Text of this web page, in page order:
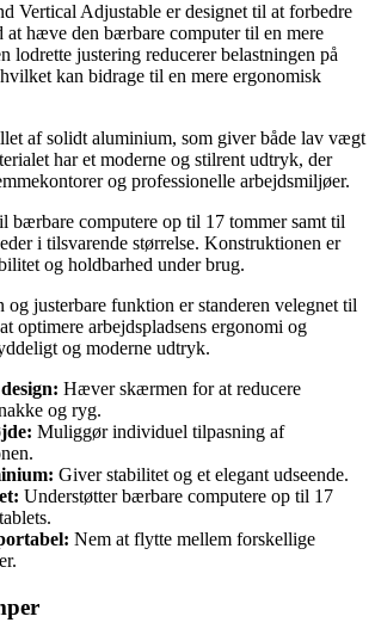
Vertical Adjustable er designet til at forbedre
at hæve den bærbare computer til en mere
lodrette justering reducerer belastningen på
kan bidrage til en mere ergonomisk
af solidt aluminium, som giver både lav vægt
har et moderne og stilrent udtryk, der
og professionelle arbejdsmiljøer.
bærbare computere op til 17 tommer samt til
i tilsvarende størrelse. Konstruktionen er
og holdbarhed under brug.
og justerbare funktion er standeren velegnet til
optimere arbejdspladsens ergonomi og
og moderne udtryk.
Hæver skærmen for at reducere
og ryg.
Muliggør individuel tilpasning af
Giver stabilitet og et elegant udseende.
Understøtter bærbare computere op til 17
Nem at flytte mellem forskellige